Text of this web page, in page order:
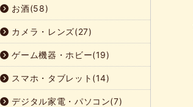
お酒(58)
カメラ・レンズ(27)
ゲーム機器・ホビー(19)
スマホ・タブレット(14)
デジタル家電・パソコン(7)